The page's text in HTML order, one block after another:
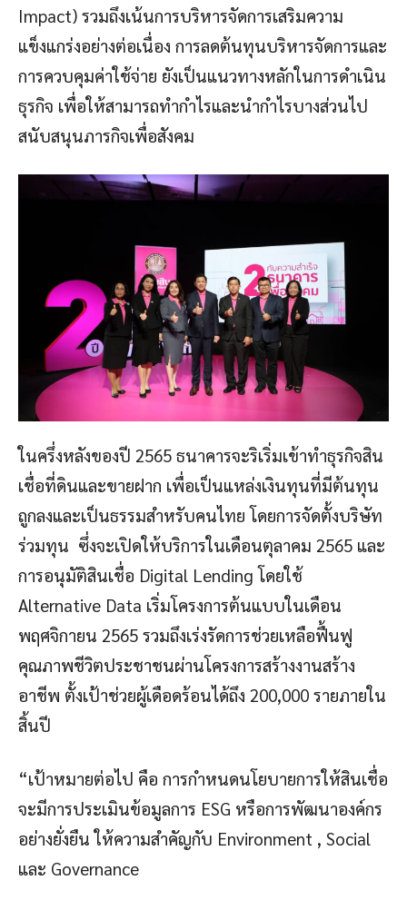
Impact) รวมถึงเน้นการบริหารจัดการเสริมความ
แข็งแกร่งอย่างต่อเนื่อง การลดต้นทุนบริหารจัดการและ
การควบคุมค่าใช้จ่าย ยังเป็นแนวทางหลักในการดำเนิน
ธุรกิจ เพื่อให้สามารถทำกำไรและนำกำไรบางส่วนไป
สนับสนุนภารกิจเพื่อสังคม
ในครึ่งหลังของปี 2565 ธนาคารจะริเริ่มเข้าทำธุรกิจสิน
เชื่อที่ดินและขายฝาก เพื่อเป็นแหล่งเงินทุนที่มีต้นทุน
ถูกลงและเป็นธรรมสำหรับคนไทย โดยการจัดตั้งบริษัท
ร่วมทุน ซึ่งจะเปิดให้บริการในเดือนตุลาคม 2565 และ
การอนุมัติสินเชื่อ Digital Lending โดยใช้
Alternative Data เริ่มโครงการต้นแบบในเดือน
พฤศจิกายน 2565 รวมถึงเร่งรัดการช่วยเหลือฟื้นฟู
คุณภาพชีวิตประชาชนผ่านโครงการสร้างงานสร้าง
อาชีพ ตั้งเป้าช่วยผู้เดือดร้อนได้ถึง 200,000 รายภายใน
สิ้นปี
“เป้าหมายต่อไป คือ การกำหนดนโยบายการให้สินเชื่อ
จะมีการประเมินข้อมูลการ ESG หรือการพัฒนาองค์กร
อย่างยั่งยืน ให้ความสำคัญกับ Environment , Social
และ Governance